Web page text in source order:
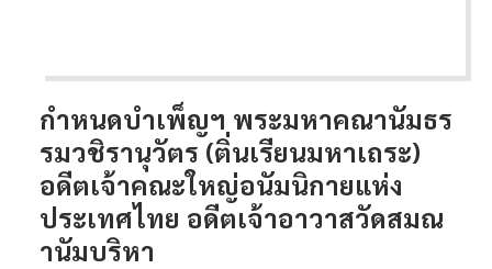
ข่าวประชาสัมพันธ์
ติดต่อเรา
ห้องสมุด
กำหนดบำเพ็ญฯ พระมหาคณานัมธร
รมวชิรานุวัตร (ติ่นเรียนมหาเถระ)
อดีตเจ้าคณะใหญ่อนัมนิกายแห่ง
ประเทศไทย อดีตเจ้าอาวาสวัดสมณ
านัมบริหา